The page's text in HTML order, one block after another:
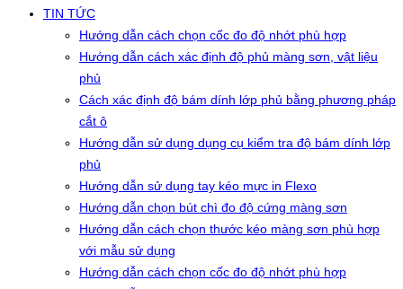
TIN TỨC
Hướng dẫn cách chọn cốc đo độ nhớt phù hợp
Hướng dẫn cách xác định độ phủ màng sơn, vật liệu
phủ
Cách xác định độ bám dính lớp phủ bằng phương pháp
cắt ô
Hướng dẫn sử dụng dụng cụ kiểm tra độ bám dính lớp
phủ
Hướng dẫn sử dụng tay kéo mực in Flexo
Hướng dẫn chọn bút chì đo độ cứng màng sơn
Hướng dẫn cách chọn thước kéo màng sơn phù hợp
với mẫu sử dụng
Hướng dẫn cách chọn cốc đo độ nhớt phù hợp